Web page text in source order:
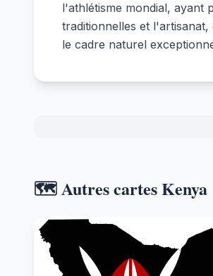
l'athlétisme mondial, ayant
traditionnelles et
le cadre naturel
🗺️ Autres cartes Kenya